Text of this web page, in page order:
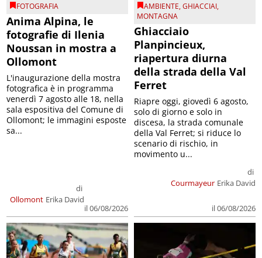
FOTOGRAFIA
Anima Alpina, le
fotografie di Ilenia
Noussan in mostra a
Ollomont
Ollomont
di
Erika David
il 06/08/2026
L'inaugurazione della mostra
fotografica è in programma
venerdì 7 agosto alle 18, nella
sala espositiva del Comune di
Ollomont; le immagini esposte
sa...
AMBIENTE,GHIACCIAI,
MONTAGNA
Ghiacciaio
Planpincieux,
riapertura diurna
della strada della Val
Ferret
Courmayeur
di
Erika David
il 06/08/2026
Riapre oggi, giovedì 6 agosto,
solo di giorno e solo in
discesa, la strada comunale
della Val Ferret; si riduce lo
scenario di rischio, in
movimento u...